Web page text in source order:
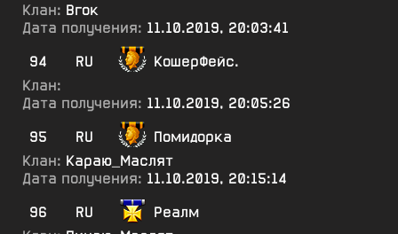
Клан: Вгок
Дата получения: 11.10.2019, 20:03:41
94
RU
КошерФейс.
Клан:
Дата получения: 11.10.2019, 20:05:26
95
RU
Помидорка
Клан: Караю_Маслят
Дата получения: 11.10.2019, 20:15:14
96
RU
Реалм